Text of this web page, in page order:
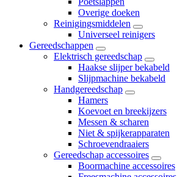
Overige doeken
Reinigingsmiddelen
Universeel reinigers
Gereedschappen
Elektrisch gereedschap
Haakse slijper bekabeld
Slijpmachine bekabeld
Handgereedschap
Hamers
Koevoet en breekijzers
Messen & scharen
Niet & spijkerapparaten
Schroevendraaiers
Gereedschap accessoires
Boormachine accessoires